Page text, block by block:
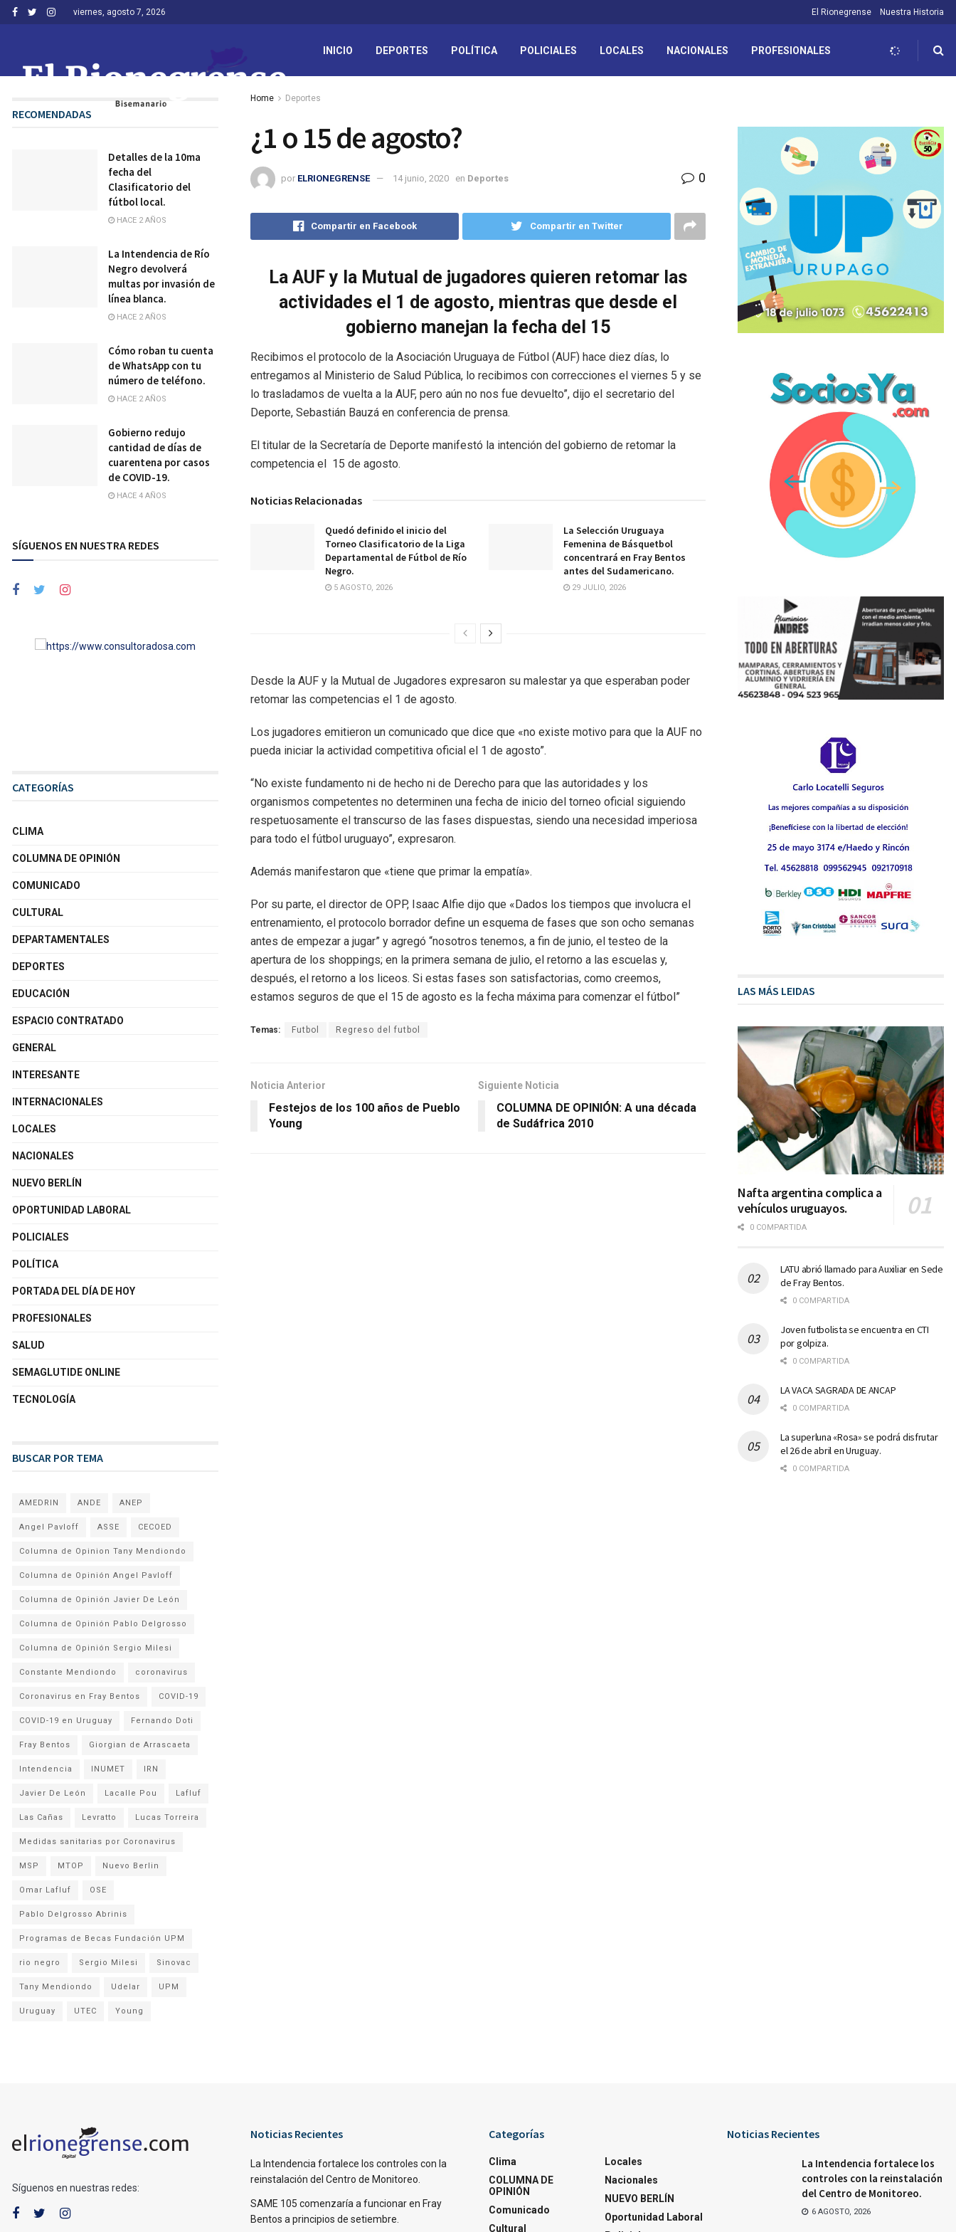
viernes, agosto 7, 2026 El Rionegrense Nuestra Historia
INICIO DEPORTES POLÍTICA POLICIALES LOCALES NACIONALES PROFESIONALES
Home Deportes
¿1 o 15 de agosto?
por ELRIONEGRENSE 14 junio, 2020 en Deportes 0
Compartir en Facebook Compartir en Twitter
La AUF y la Mutual de jugadores quieren retomar las
actividades el 1 de agosto, mientras que desde el
gobierno manejan la fecha del 15
Recibimos el protocolo de la Asociación Uruguaya de Fútbol (AUF) hace diez días, lo
entregamos al Ministerio de Salud Pública, lo recibimos con correcciones el viernes 5 y se
lo trasladamos de vuelta a la AUF, pero aún no nos fue devuelto”, dijo el secretario del
Deporte, Sebastián Bauzá en conferencia de prensa.
El titular de la Secretaría de Deporte manifestó la intención del gobierno de retomar la
competencia el 15 de agosto.
Noticias Relacionadas
Quedó definido el inicio del
Torneo Clasificatorio de la Liga
Departamental de Fútbol de Río
Negro.
5 AGOSTO, 2026
La Selección Uruguaya
Femenina de Básquetbol
concentrará en Fray Bentos
antes del Sudamericano.
29 JULIO, 2026
Desde la AUF y la Mutual de Jugadores expresaron su malestar ya que esperaban poder
retomar las competencias el 1 de agosto.
Los jugadores emitieron un comunicado que dice que «no existe motivo para que la AUF no
pueda iniciar la actividad competitiva oficial el 1 de agosto”.
“No existe fundamento ni de hecho ni de Derecho para que las autoridades y los
organismos competentes no determinen una fecha de inicio del torneo oficial siguiendo
respetuosamente el transcurso de las fases dispuestas, siendo una necesidad imperiosa
para todo el fútbol uruguayo”, expresaron.
Además manifestaron que «tiene que primar la empatía».
Por su parte, el director de OPP, Isaac Alfie dijo que «Dados los tiempos que involucra el
entrenamiento, el protocolo borrador define un esquema de fases que son ocho semanas
antes de empezar a jugar” y agregó “nosotros tenemos, a fin de junio, el testeo de la
apertura de los shoppings; en la primera semana de julio, el retorno a las escuelas y,
después, el retorno a los liceos. Si estas fases son satisfactorias, como creemos,
estamos seguros de que el 15 de agosto es la fecha máxima para comenzar el fútbol”
Temas: Futbol Regreso del futbol
Noticia Anterior
Festejos de los 100 años de Pueblo
Young
Siguiente Noticia
COLUMNA DE OPINIÓN: A una década
de Sudáfrica 2010
RECOMENDADAS
Detalles de la 10ma
fecha del
Clasificatorio del
fútbol local.
HACE 2 AÑOS
La Intendencia de Río
Negro devolverá
multas por invasión de
línea blanca.
HACE 2 AÑOS
Cómo roban tu cuenta
de WhatsApp con tu
número de teléfono.
HACE 2 AÑOS
Gobierno redujo
cantidad de días de
cuarentena por casos
de COVID-19.
HACE 4 AÑOS
SÍGUENOS EN NUESTRA REDES
CATEGORÍAS
CLIMA
COLUMNA DE OPINIÓN
COMUNICADO
CULTURAL
DEPARTAMENTALES
DEPORTES
EDUCACIÓN
ESPACIO CONTRATADO
GENERAL
INTERESANTE
INTERNACIONALES
LOCALES
NACIONALES
NUEVO BERLÍN
OPORTUNIDAD LABORAL
POLICIALES
POLÍTICA
PORTADA DEL DÍA DE HOY
PROFESIONALES
SALUD
SEMAGLUTIDE ONLINE
TECNOLOGÍA
BUSCAR POR TEMA
AMEDRIN ANDE ANEP
Angel Pavloff ASSE CECOED
Columna de Opinion Tany Mendiondo
Columna de Opinión Angel Pavloff
Columna de Opinión Javier De León
Columna de Opinión Pablo Delgrosso
Columna de Opinión Sergio Milesi
Constante Mendiondo coronavirus
Coronavirus en Fray Bentos COVID-19
COVID-19 en Uruguay Fernando Doti
Fray Bentos Giorgian de Arrascaeta
Intendencia INUMET IRN
Javier De León Lacalle Pou Lafluf
Las Cañas Levratto Lucas Torreira
Medidas sanitarias por Coronavirus
MSP MTOP Nuevo Berlin
Omar Lafluf OSE
Pablo Delgrosso Abrinis
Programas de Becas Fundación UPM
rio negro Sergio Milesi Sinovac
Tany Mendiondo Udelar UPM
Uruguay UTEC Young
LAS MÁS LEIDAS
Nafta argentina complica a
vehículos uruguayos.
0 COMPARTIDA
LATU abrió llamado para Auxiliar en Sede
de Fray Bentos.
0 COMPARTIDA
Joven futbolista se encuentra en CTI
por golpiza.
0 COMPARTIDA
LA VACA SAGRADA DE ANCAP
0 COMPARTIDA
La superluna «Rosa» se podrá disfrutar
el 26 de abril en Uruguay.
0 COMPARTIDA
Síguenos en nuestras redes:
Noticias Recientes
La Intendencia fortalece los controles con la
reinstalación del Centro de Monitoreo.
SAME 105 comenzaría a funcionar en Fray
Bentos a principios de setiembre.
Categorías
Clima
COLUMNA DE
OPINIÓN
Comunicado
Cultural
Locales
Nacionales
NUEVO BERLÍN
Oportunidad Laboral
Noticias Recientes
La Intendencia fortalece los
controles con la reinstalación
del Centro de Monitoreo.
6 AGOSTO, 2026